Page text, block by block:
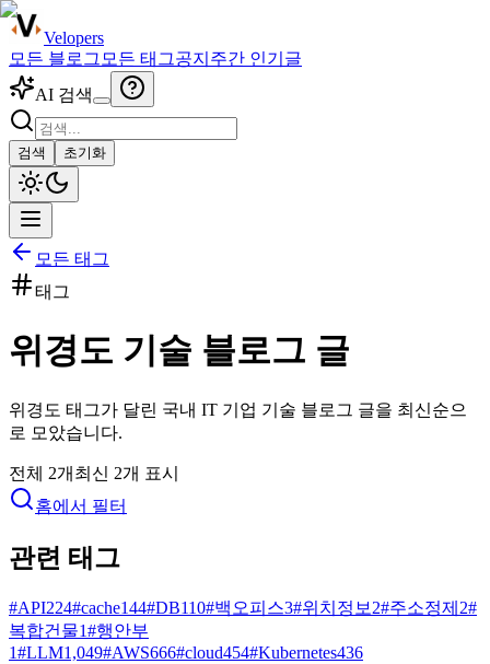
Velopers
모든 블로그 모든 태그공지 주간 인기글
AI 검색
검색 초기화
모든 태그
태그
위경도 기술 블로그 글
위경도 태그가 달린 국내 IT 기업 기술 블로그 글을 최신순으
로 모았습니다.
전체 2개 최신 2개 표시
홈에서 필터
관련 태그
#API224#cache144#DB110#백오피스3#위치정보 2#주소정제 2#
복합건물1#행안부
1#LLM1,049#AWS666#cloud454#Kubernetes436